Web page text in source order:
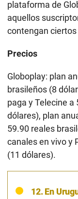
plataforma de
aquellos
contengan
Precios
Globoplay: plan
brasileños (8
paga y Telecine a
dólares), plan
59.90 reales
canales en vivo y
(11 dólares).
12. En